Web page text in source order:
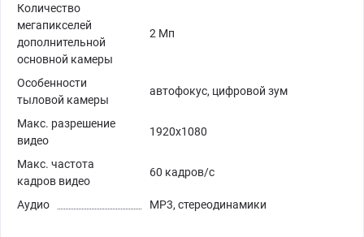
Количество
мегапикселей
дополнительной
основной камеры
2 Мп
Особенности
тыловой камеры
автофокус, цифровой зум
Макс. разрешение
видео
1920x1080
Макс. частота
кадров видео
60 кадров/с
Аудио MP3, стереодинамики